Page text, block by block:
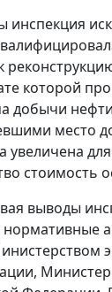
инспекция
которой
добычи
место
стоимость
выводы